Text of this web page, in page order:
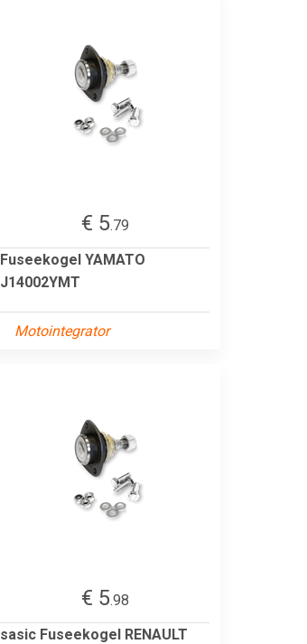
€ 5.79
Fuseekogel YAMATO
J14002YMT
Motointegrator
€ 5.98
sasic Fuseekogel RENAULT